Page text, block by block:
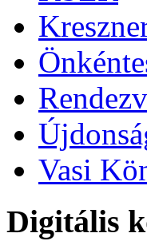
Vasi
Digitális